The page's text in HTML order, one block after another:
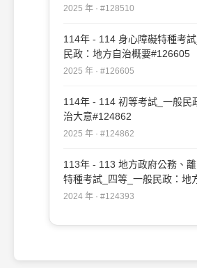
2025 年 · #128510
114年 - 114 身心障礙特種考
民政：地方自治概要#126605
2025 年 · #126605
114年 - 114 初等考試_一般民
治大意#124862
2025 年 · #124862
113年 - 113 地方政府公務、
特種考試_四等_一般民政：地
#124393
2024 年 · #124393